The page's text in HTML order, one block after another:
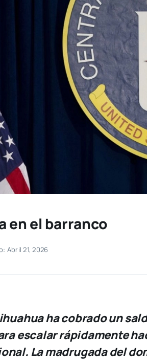
en el barranco
Abril 21, 2026
ha cobrado un
escalar rápidamente
La madrugada del